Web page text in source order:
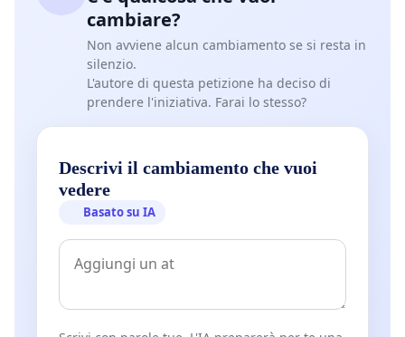
cambiare?
Non avviene alcun cambiamento se si resta in
silenzio.
L'autore di questa petizione ha deciso di
prendere l'iniziativa. Farai lo stesso?
Descrivi il cambiamento che vuoi
vedere
Basato su IA